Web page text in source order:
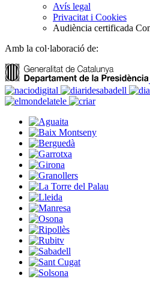
Avís legal
Privacitat i Cookies
Audiència certificada
Amb la col·laboració de: